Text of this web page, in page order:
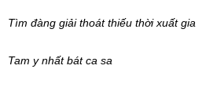
Tìm đàng giải thoát thiếu thời xuất gia
Tam y nhất bát ca sa